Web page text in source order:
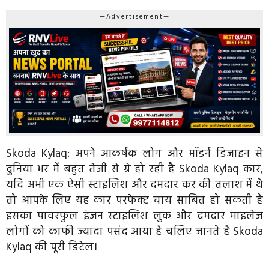
—Advertisement—
Skoda Kylaq: अपने आकर्षक लोग और मॉडर्न डिजाइन से
दुनिया भर में बहुत तेजी से ग्रे हो रही है Skoda Kylaq कार,
यदि अभी एक ऐसी स्टाइलिश और दमदार कर की तलाश में थे
तो आपके लिए यह कार परफेक्ट चाय साबित हो सकती है
इसका पावरफुल इंजन स्टाइलिश लुक और दमदार माइलेज
लोगों को काफी ज्यादा पसंद आया है चलिए जानते हैं Skoda
Kylaq की पूरी डिटेल।